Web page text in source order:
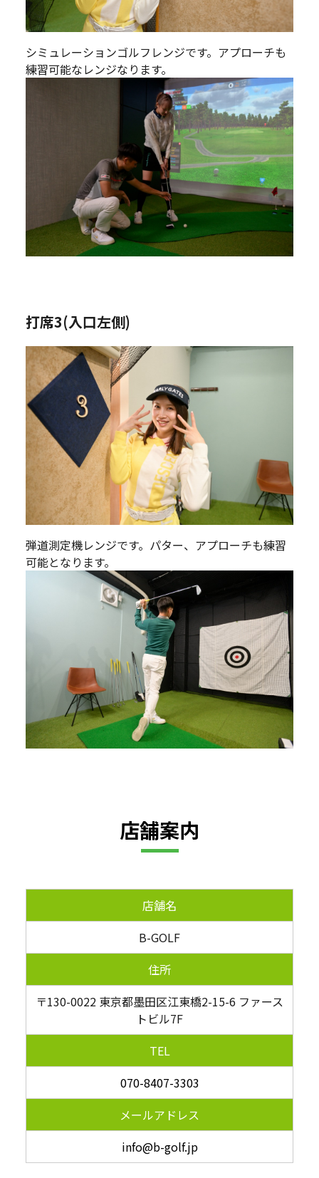
シミュレーションゴルフレンジです。アプローチも
練習可能なレンジなります。
打席3(入口左側)
弾道測定機レンジです。パター、アプローチも練習
可能となります。
店舗案内
店舗名
B-GOLF
住所
〒130-0022 東京都墨田区江東橋2-15-6 ファース
トビル7F
TEL
070-8407-3303
メールアドレス
info@b-golf.jp